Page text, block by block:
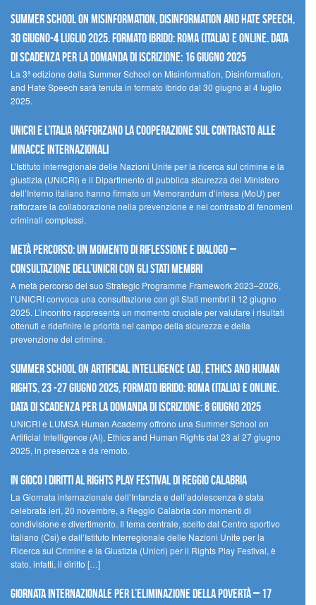
Summer School on Misinformation, Disinformation and Hate Speech,
30 giugno-4 luglio 2025. Formato ibrido: Roma (Italia) e online. Data
di scadenza per la domanda di iscrizione: 16 giugno 2025
La 3ª edizione della Summer School on Misinformation, Disinformation,
and Hate Speech sarà tenuta in formato ibrido dal 30 giugno al 4 luglio
2025.
UNICRI e l’Italia rafforzano la cooperazione sul contrasto alle
minacce internazionali
L’Istituto interregionale delle Nazioni Unite per la ricerca sul crimine e la
giustizia (UNICRI) e il Dipartimento di pubblica sicurezza del Ministero
dell’Interno italiano hanno firmato un Memorandum d’intesa (MoU) per
rafforzare la collaborazione nella prevenzione e nel contrasto di fenomeni
criminali complessi.
Metà percorso: un momento di riflessione e dialogo –
Consultazione dell’UNICRI con gli Stati membri
A metà percorso del suo Strategic Programme Framework 2023–2026,
l’UNICRI convoca una consultazione con gli Stati membri il 12 giugno
2025. L’incontro rappresenta un momento cruciale per valutare i risultati
ottenuti e ridefinire le priorità nel campo della sicurezza e della
prevenzione del crimine.
Summer School on Artificial Intelligence (AI), Ethics and Human
Rights, 23 -27 giugno 2025, Formato Ibrido: Roma (Italia) e online.
Data di scadenza per la domanda di iscrizione: 8 giugno 2025
UNICRI e LUMSA Human Academy offrono una Summer School on
Artificial Intelligence (AI), Ethics and Human Rights dal 23 al 27 giugno
2025, in presenza e da remoto.
In gioco i diritti al Rights Play Festival di Reggio Calabria
La Giornata internazionale dell’Infanzia e dell’adolescenza è stata
celebrata ieri, 20 novembre, a Reggio Calabria con momenti di
condivisione e divertimento. Il tema centrale, scelto dal Centro sportivo
italiano (Csi) e dall’Istituto Interregionale delle Nazioni Unite per la
Ricerca sul Crimine e la Giustizia (Unicri) per il Rights Play Festival, è
stato, infatti, il diritto […]
Giornata internazionale per l’eliminazione della povertà – 17